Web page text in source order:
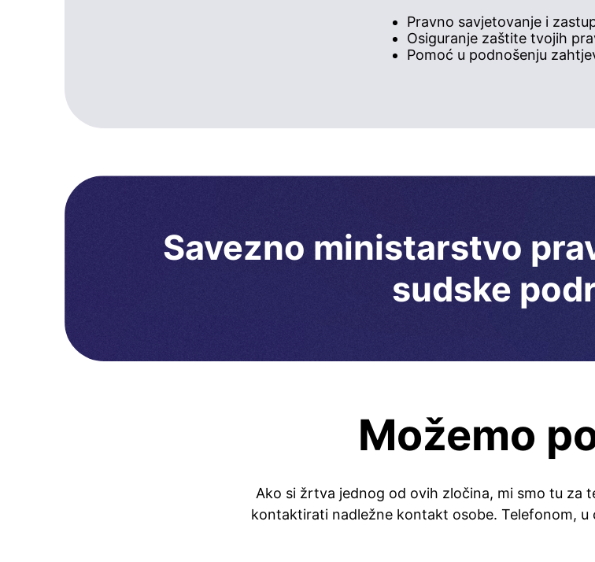
Pravno savjetovanje i
Osiguranje zaštite tvojih
Pomoć u podnošenju
Savezno ministarstvo
sudske
Možemo
Ako si žrtva jednog od ovih zločina, mi smo tu za
kontaktirati nadležne kontakt osobe. Telefonom, u